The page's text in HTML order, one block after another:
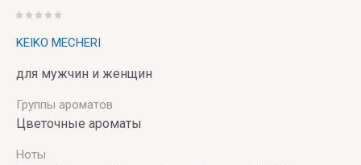
KEIKO MECHERI
для мужчин и женщин
Группы ароматов
Цветочные ароматы
Ноты
VIKTOR
& ROLF